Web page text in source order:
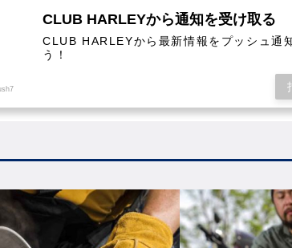
COLUMN
CLUB HARLEYから通知を受け取る
CLUB HARLEYから最新情報をプッシュ通
う！